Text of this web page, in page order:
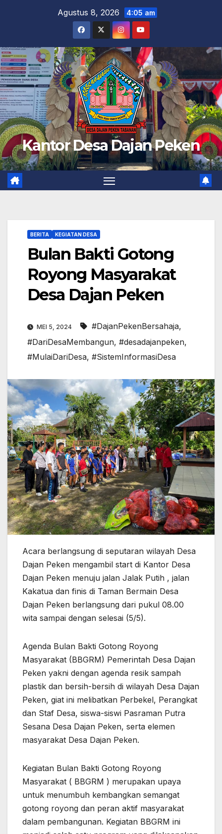
Agustus 8, 2026 4:05 am
Kantor Desa Dajan Peken
BERITA KEGIATAN DESA
Bulan Bakti Gotong
Royong Masyarakat
Desa Dajan Peken
MEI 5, 2024 #DajanPekenBersahaja,
#DariDesaMembangun, #desadajanpeken,
#MulaiDariDesa, #SistemInformasiDesa
Acara berlangsung di seputaran wilayah Desa
Dajan Peken mengambil start di Kantor Desa
Dajan Peken menuju jalan Jalak Putih , jalan
Kakatua dan finis di Taman Bermain Desa
Dajan Peken berlangsung dari pukul 08.00
wita sampai dengan selesai (5/5).
Agenda Bulan Bakti Gotong Royong
Masyarakat (BBGRM) Pemerintah Desa Dajan
Peken yakni dengan agenda resik sampah
plastik dan bersih-bersih di wilayah Desa Dajan
Peken, giat ini melibatkan Perbekel, Perangkat
dan Staf Desa, siswa-siswi Pasraman Putra
Sesana Desa Dajan Peken, serta elemen
masyarakat Desa Dajan Peken.
Kegiatan Bulan Bakti Gotong Royong
Masyarakat ( BBGRM ) merupakan upaya
untuk menumbuh kembangkan semangat
gotong royong dan peran aktif masyarakat
dalam pembangunan. Kegiatan BBGRM ini